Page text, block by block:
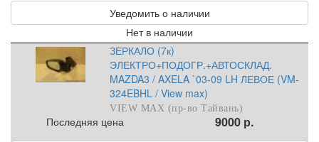
Уведомить о наличии
Нет в наличии
ЗЕРКАЛО (7к)
ЭЛЕКТРО+ПОДОГР.+АВТОСКЛАД.
MAZDA3 / AXELA `03-09 LH ЛЕВОЕ (VM-
324EBHL / View max)
VIEW MAX (пр-во Тайвань)
Последняя цена 9000 р.